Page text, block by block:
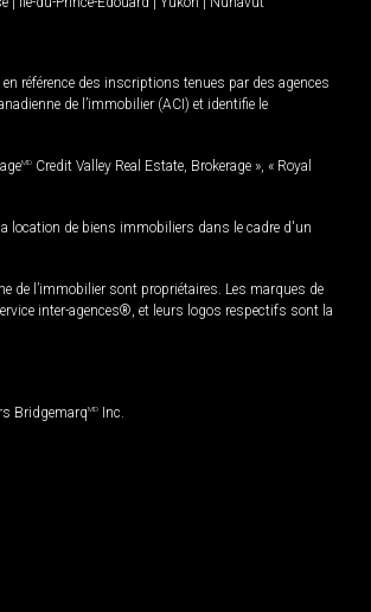
référence des inscriptions tenues par des agences
de l’immobilier (ACI) et identifie le
MD Credit Valley Real Estate, Brokerage », « Royal
location de biens immobiliers dans le cadre d'un
de l’immobilier sont propriétaires. Les marques de
inter-agences®, et leurs logos respectifs sont la
BridgemarqMD Inc.